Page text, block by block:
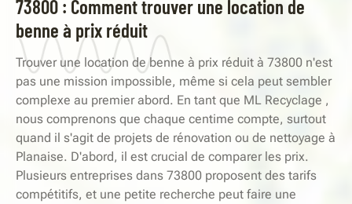
73800 : Comment trouver une location de
benne à prix réduit
Trouver une location de benne à prix réduit à 73800 n'est
pas une mission impossible, même si cela peut sembler
complexe au premier abord. En tant que ML Recyclage ,
nous comprenons que chaque centime compte, surtout
quand il s'agit de projets de rénovation ou de nettoyage à
Planaise. D'abord, il est crucial de comparer les prix.
Plusieurs entreprises dans 73800 proposent des tarifs
compétitifs, et une petite recherche peut faire une